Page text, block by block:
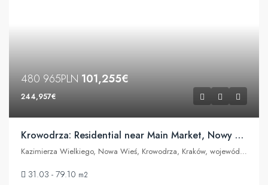
480 965PLN 101,255€
244,957€
Krowodrza: Residential near Main Market, Nowy Kleparz, University
Kazimierza Wielkiego, Nowa Wieś, Krowodrza, Kraków, województwo małopolskie, 30-074, Polska
31.03 - 79.10 m2